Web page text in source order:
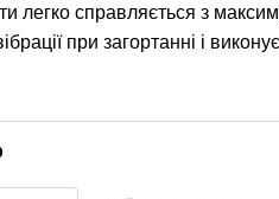
легко справляється з
при загортанні і